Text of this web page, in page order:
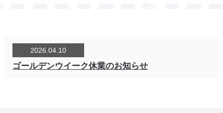
2026.04.10
ゴールデンウイーク休業のお知らせ